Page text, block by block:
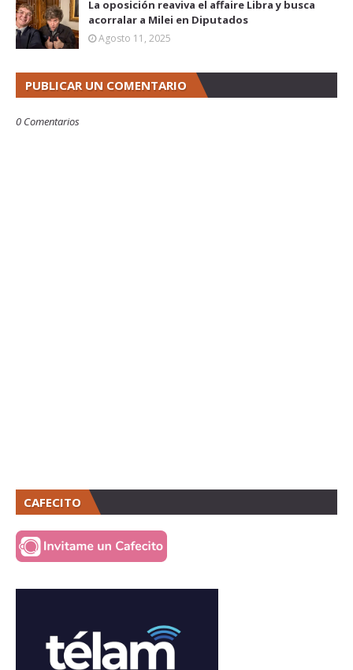
La oposición reaviva el affaire Libra y busca
acorralar a Milei en Diputados
Agosto 11, 2025
PUBLICAR UN COMENTARIO
0 Comentarios
CAFECITO